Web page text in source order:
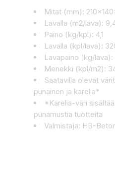
Mitat (mm):
Lavalla (m2/lava):
Paino (kg/kpl): 4,1
Lavalla (kpl/lava):
Lavapaino (kg/lava):
Menekki (kpl/m2):
Saatavilla olevat
punainen ja karelia*
*Karelia-väri
punamustia tuotteita
Valmistaja: HB-